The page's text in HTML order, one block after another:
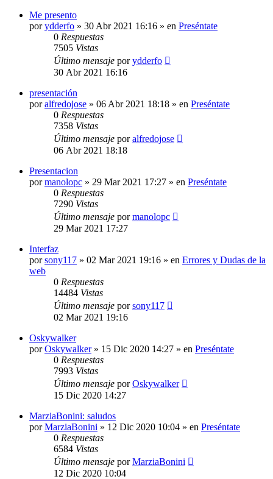
Me presento
porydderfo » 30 Abr 2021 16:16 » en Preséntate
0 Respuestas
7505 Vistas
Último mensaje porydderfo
30 Abr 2021 16:16
presentación
poralfredojose » 06 Abr 2021 18:18 » en Preséntate
0 Respuestas
7358 Vistas
Último mensaje poralfredojose
06 Abr 2021 18:18
Presentacion
pormanolopc » 29 Mar 2021 17:27 » en Preséntate
0 Respuestas
7290 Vistas
Último mensaje pormanolopc
29 Mar 2021 17:27
Interfaz
porsony117 » 02 Mar 2021 19:16 » en Errores y Dudas de la
web
0 Respuestas
14484 Vistas
Último mensaje porsony117
02 Mar 2021 19:16
Oskywalker
porOskywalker» 15 Dic 2020 14:27 » en Preséntate
0 Respuestas
7993 Vistas
Último mensaje porOskywalker
15 Dic 2020 14:27
MarziaBonini: saludos
porMarziaBonini » 12 Dic 2020 10:04 » en Preséntate
0 Respuestas
6584 Vistas
Último mensaje porMarziaBonini
12 Dic 2020 10:04